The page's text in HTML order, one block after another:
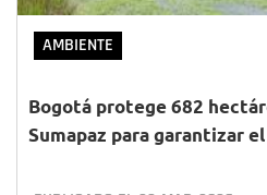
AMBIENTE
Bogotá protege 682
Sumapaz para garantizar